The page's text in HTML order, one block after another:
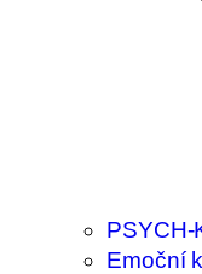
PSYCH-
Emoční